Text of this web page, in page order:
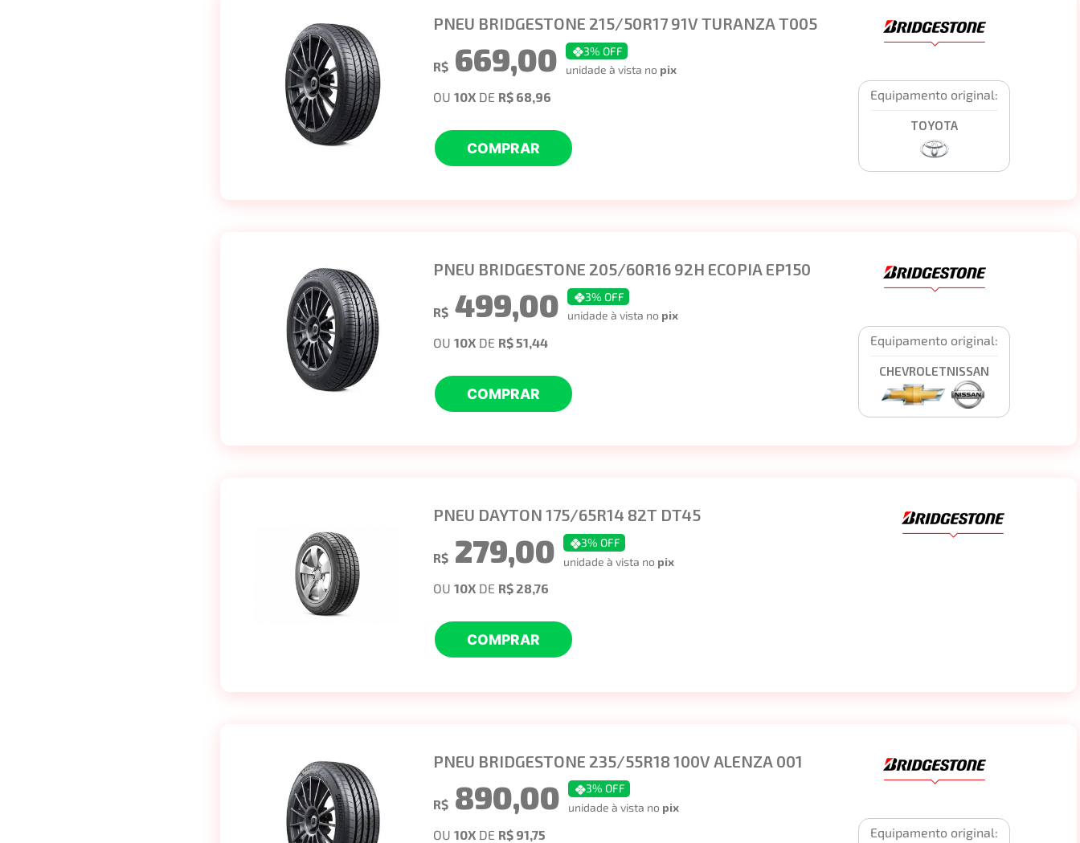
PNEU BRIDGESTONE 215/50R17 91V TURANZA T005
R$ 669,00 3% OFF
unidade à vista no pix
OU 10X DE R$ 68,96
COMPRAR
Equipamento original:
TOYOTA
PNEU BRIDGESTONE 205/60R16 92H ECOPIA EP150
R$ 499,00 3% OFF
unidade à vista no pix
OU 10X DE R$ 51,44
COMPRAR
Equipamento original:
CHEVROLETNISSAN
PNEU DAYTON 175/65R14 82T DT45
R$ 279,00 3% OFF
unidade à vista no pix
OU 10X DE R$ 28,76
COMPRAR
PNEU BRIDGESTONE 235/55R18 100V ALENZA 001
R$ 890,00 3% OFF
unidade à vista no pix
OU 10X DE R$ 91,75 Equipamento original: